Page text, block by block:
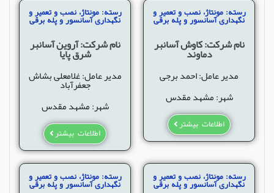
رسته: مونتاژ، نصب و تعمیر و
نگهداری آسانسور و پله برقی
نام شرکت: کاوش آسانبر
دماوند
مدیر عامل: احمد برجی
شهر: مشهد مقدس
اطلاعات بیشتر
رسته: مونتاژ، نصب و تعمیر و
نگهداری آسانسور و پله برقی
نام شرکت: آروین آسانبر
شرق پایا
مدیر عامل: غلامعلی بشاش
جعفرآباد
شهر: مشهد مقدس
اطلاعات بیشتر
رسته: مونتاژ، نصب و تعمیر و
نگهداری آسانسور و پله برقی رسته: مونتاژ، نصب و تعمیر و
نگهداری آسانسور و پله برقی